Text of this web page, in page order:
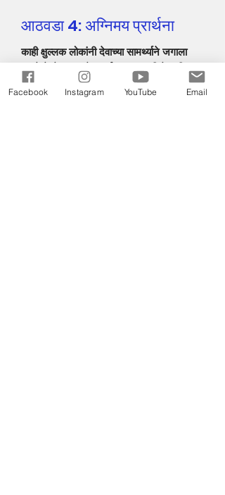
आठवडा 4: अग्निमय प्रार्थना
काही क्षुल्लक लोकांनी देवाच्या सामर्थ्याने जगाला
उलटे केले कारण ते प्रार्थना करत राहिले आणि
एकात्मतेने उभे राहिले. जर आपण असे केले तर
आपण राष्ट्रांमध्ये काय बदल पाहू शकाल याची
Facebook Instagram YouTube Email